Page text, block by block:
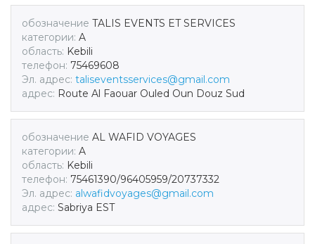
обозначение TALIS EVENTS ET SERVICES
категории: A
область: Kebili
телефон: 75469608
Эл. адрес: taliseventsservices@gmail.com
адрес: Route Al Faouar Ouled Oun Douz Sud
обозначение AL WAFID VOYAGES
категории: A
область: Kebili
телефон: 75461390/96405959/20737332
Эл. адрес: alwafidvoyages@gmail.com
адрес: Sabriya EST